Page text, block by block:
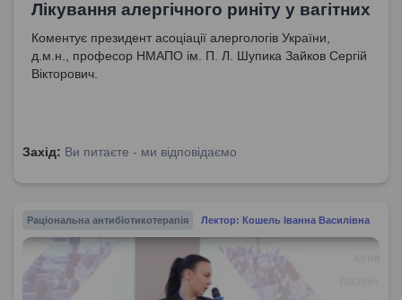
Лікування алергічного риніту у вагітних
Коментує президент асоціації алергологів України,
д.м.н., професор НМАПО ім. П. Л. Шупика Зайков Сергій
Вікторович.
Захід: Ви питаєте - ми відповідаємо
Раціональна антибіотикотерапія Лектор: Кошель Іванна Василівна